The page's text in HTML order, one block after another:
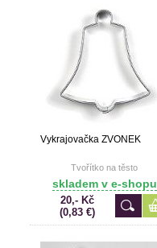
Vykrajovačka ZVONEK
Tvořítko na těsto
skladem v e-shopu
20,- Kč
(0,83 €)